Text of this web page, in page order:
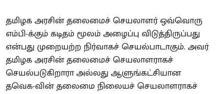
தமிழக அரசின் தலைமைச் செயலாளர் ஒவ்வொரு
எம்பி-க்கும் கடிதம் மூலம் அழைப்பு விடுத்திருப்பது
என்பது முறையற்ற நிர்வாகச் செயல்பாடாகும். அவர்
தமிழக அரசின் தலைமைச் செயலாளராகச்
செயல்படுகிறாரா அல்லது ஆளுங்கட்சியான
தவெக-வின் தலைமை நிலையச் செயலாளராகச்